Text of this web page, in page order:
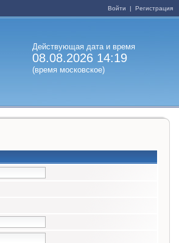
Войти | Регистрация
Действующая дата и время
08.08.2026 14:19
(время московское)